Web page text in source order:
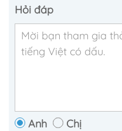
Hỏi đáp
Anh Chị